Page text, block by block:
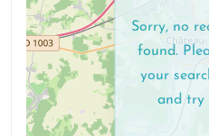
Sorry, no
found.
your
and try